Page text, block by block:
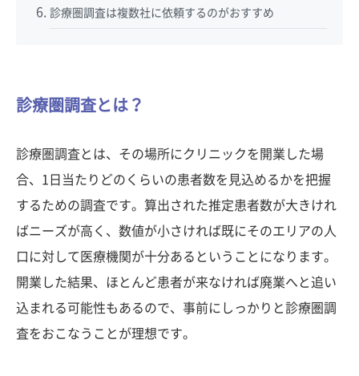
診療圏調査は複数社に依頼するのがおすすめ
診療圏調査とは？
診療圏調査とは、その場所にクリニックを開業した場
合、1日当たりどのくらいの患者数を見込めるかを把握
するための調査です。算出された推定患者数が大きけれ
ばニーズが高く、数値が小さければ既にそのエリアの人
口に対して医療機関が十分あるということになります。
開業した結果、ほとんど患者が来なければ廃業へと追い
込まれる可能性もあるので、事前にしっかりと診療圏調
査をおこなうことが理想です。